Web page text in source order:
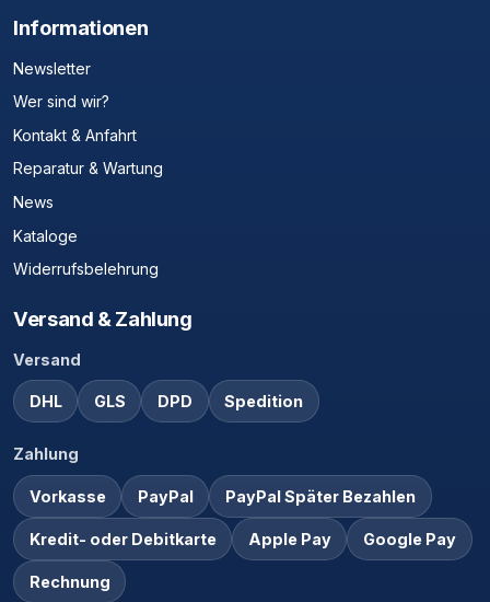
Informationen
Newsletter
Wer sind wir?
Kontakt & Anfahrt
Reparatur & Wartung
News
Kataloge
Widerrufsbelehrung
Versand & Zahlung
Versand
DHL GLS DPD Spedition
Zahlung
Vorkasse PayPal PayPal Später Bezahlen
Kredit- oder Debitkarte Apple Pay Google Pay
Rechnung